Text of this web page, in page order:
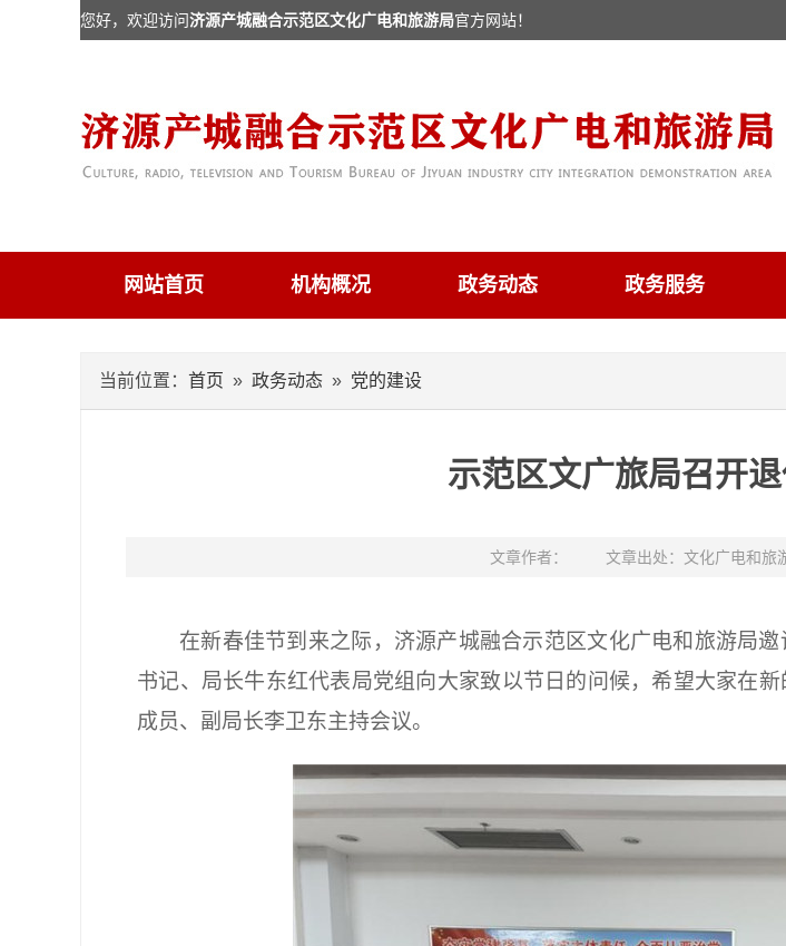
您好，欢迎访问济源产城融合示范区文化广电和旅游局官方网站！
网站首页 机构概况 政务动态 政务服务
当前位置： 首页 » 政务动态 » 党的建设
示范区文广旅局召开
文章作者： 文章出处：文化广电和旅
在新春佳节到来之际，济源产城融合示范区文化广电和旅游局
书记、局长牛东红代表局党组向大家致以节日的问候，希望大家在
成员、副局长李卫东主持会议。